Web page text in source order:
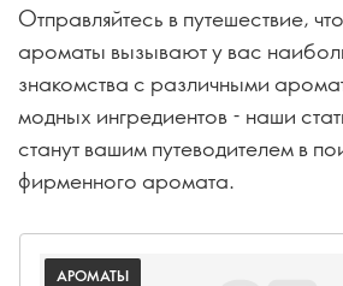
Отправляйтесь в путешествие, чтобы узнать, какие
ароматы вызывают у вас
знакомства с различными
модных ингредиентов - наши
станут вашим путеводителем в
фирменного аромата.
АРОМАТЫ